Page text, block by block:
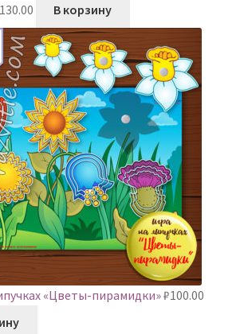
130.00 В корзину
«Цветы-пирамидки»₽100.00